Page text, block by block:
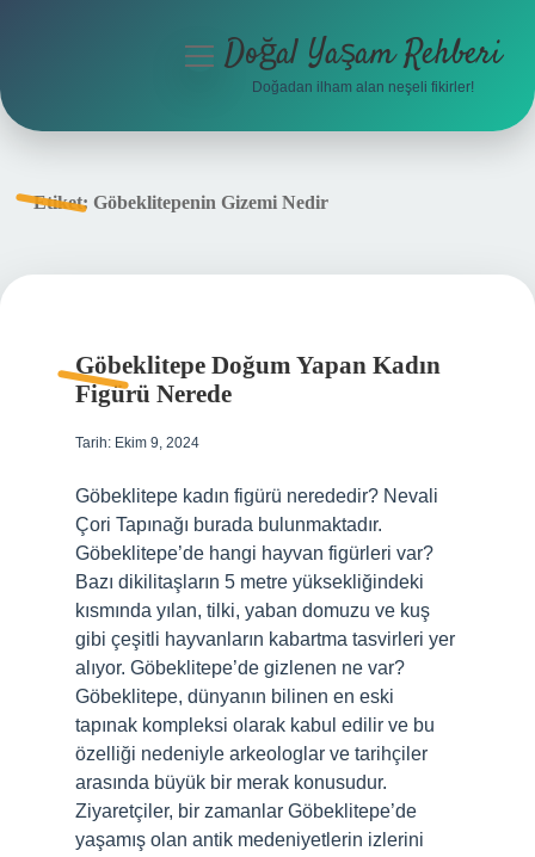
menüyüDoğal Yaşam Rehberi
Doğadan ilham alan neşeli fikirler!
Etiket: Göbeklitepenin Gizemi Nedir
Göbeklitepe Doğum Yapan Kadın
Figürü Nerede
Tarih: Ekim 9, 2024
Göbeklitepe kadın figürü nerededir? Nevali
Çori Tapınağı burada bulunmaktadır.
Göbeklitepe’de hangi hayvan figürleri var?
Bazı dikilitaşların 5 metre yüksekliğindeki
kısmında yılan, tilki, yaban domuzu ve kuş
gibi çeşitli hayvanların kabartma tasvirleri yer
alıyor. Göbeklitepe’de gizlenen ne var?
Göbeklitepe, dünyanın bilinen en eski
tapınak kompleksi olarak kabul edilir ve bu
özelliği nedeniyle arkeologlar ve tarihçiler
arasında büyük bir merak konusudur.
Ziyaretçiler, bir zamanlar Göbeklitepe’de
yaşamış olan antik medeniyetlerin izlerini